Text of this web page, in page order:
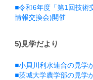
■令和6年度「第1回技術
情報交換会)開催
5)見学だより
■小貝川利水連合の見学
■茨城大学農学部の見学